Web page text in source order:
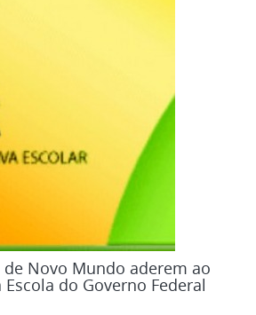
Novo Mundo aderem ao
do Governo Federal